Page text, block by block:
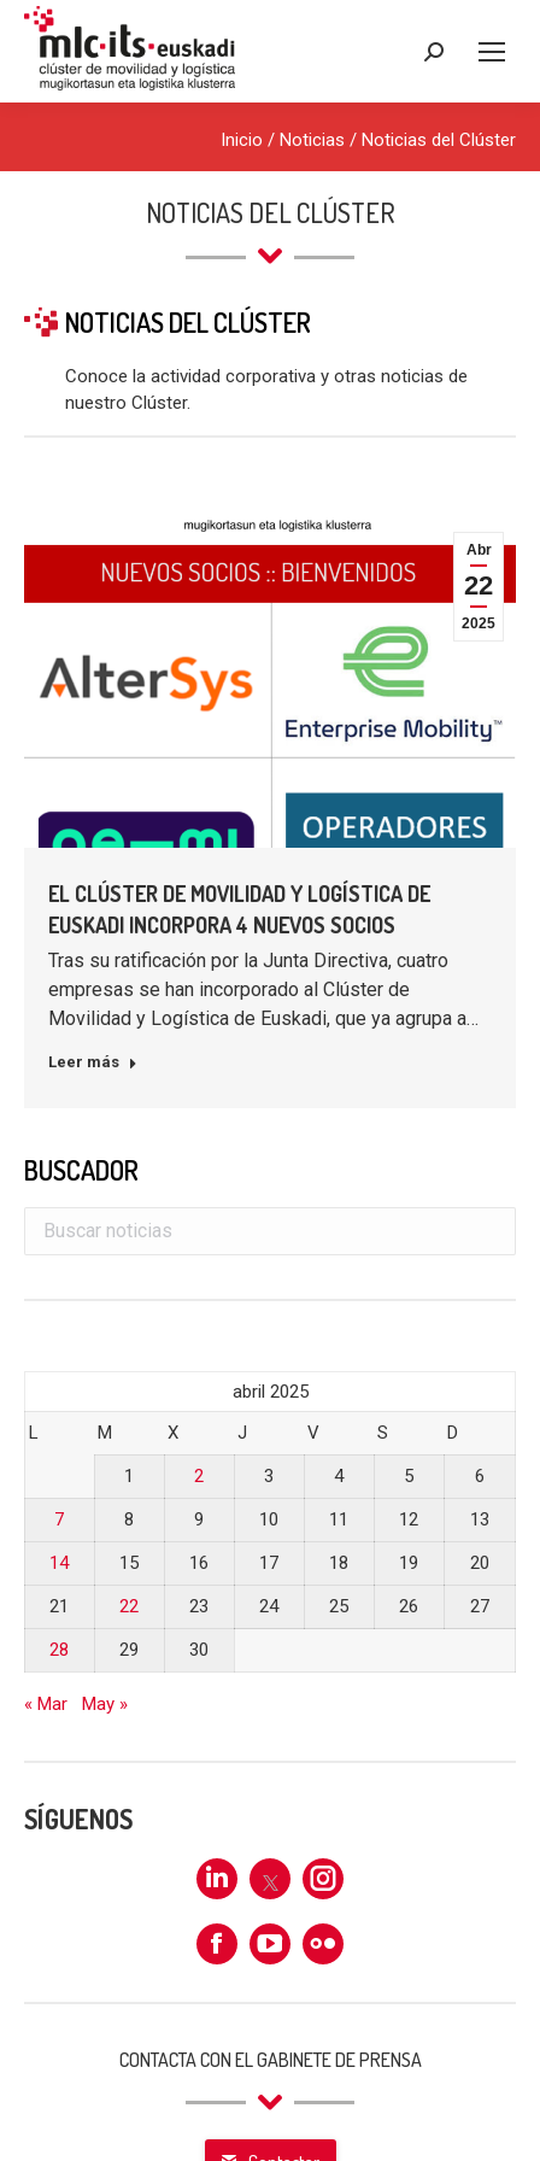
Buscar:
Inicio / Noticias / Noticias del Clúster
NOTICIAS DEL CLÚSTER
NOTICIAS DEL CLÚSTER
Conoce la actividad corporativa y otras noticias de
nuestro Clúster.
Abr
22
2025
EL CLÚSTER DE MOVILIDAD Y LOGÍSTICA DE
EUSKADI INCORPORA 4 NUEVOS SOCIOS
Tras su ratificación por la Junta Directiva, cuatro
empresas se han incorporado al Clúster de
Movilidad y Logística de Euskadi, que ya agrupa a…
Leer más
BUSCADOR
abril 2025
L
M X J V S
D
1
2 3 4 5
6
7
8 9 10 11 12
13
14
15 16 17 18 19
20
21
22 23 24 25 26
27
28
29 30
« Mar May »
SÍGUENOS
Linkedin
X Instagram
FacebookFlickr
CONTACTA CON EL GABINETE DE PRENSA